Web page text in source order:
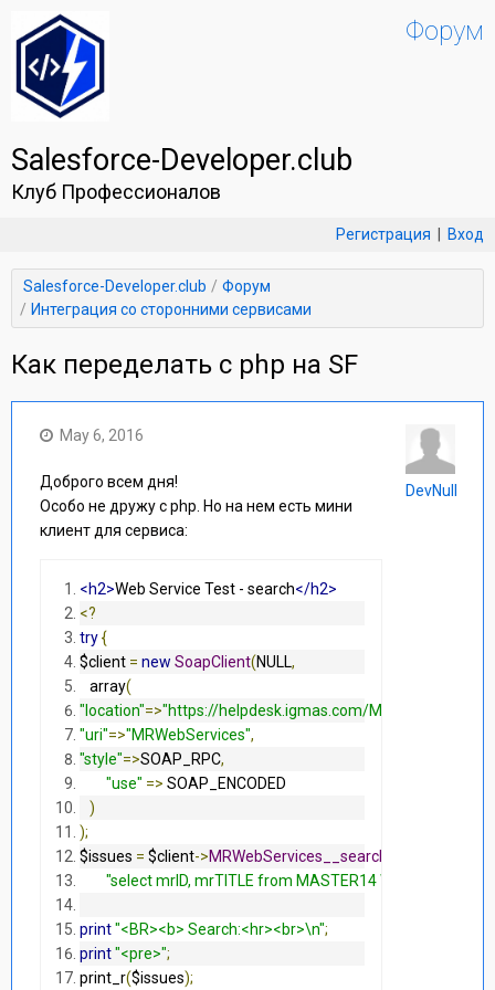
Salesforce-Developer.club
Клуб Профессионалов
Форум
Регистрация Вход
Salesforce-Developer.club
Форум
Интеграция со сторонними сервисами
Как переделать с php на SF
May 6, 2016
Доброго всем дня!
Особо не дружу с php. Но на нем есть мини
клиент для сервиса:
<h2>Web Service Test - search</h2>
<?
try {
$client = new SoapClient(NULL,
   array
(
"location"=>"https://helpdesk.igmas.com/MRcgi/
"uri"=>"MRWebServices",
"style"=>SOAP_RPC,
"use" => SOAP_ENCODED
)
);
$issues = $client->MRWebServices__search
"select mrID, mrTITLE from MASTER14 WHERE
print "<BR><b> Search:<hr><br>\n";
print "<pre>";
print_r($issues);
DevNull